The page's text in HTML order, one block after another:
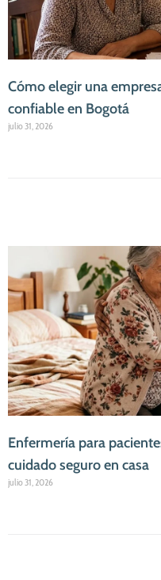
Cómo elegir una
confiable en Bogotá
julio 31, 2026
Enfermería para
cuidado seguro en casa
julio 31, 2026